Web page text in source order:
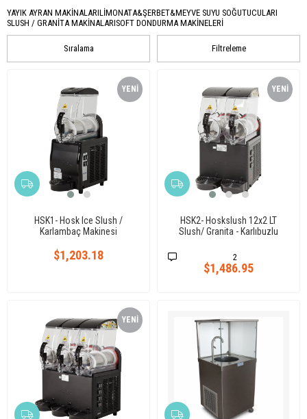
YAYIK AYRAN MAKİNALARILİMONATA&ŞERBET&MEYVE SUYU SOĞUTUCULARI
SLUSH / GRANİTA MAKİNALARISOFT DONDURMA MAKİNELERİ
Filtreleme
Sıralama
HSK1- Hosk Ice Slush /
Karlambaç Makinesi
$1,203.18
YENI
HSK2- Hoskslush 12x2 LT
Slush/ Granita - Karlıbuzlu
2
$1,486.95
YENI
YENI